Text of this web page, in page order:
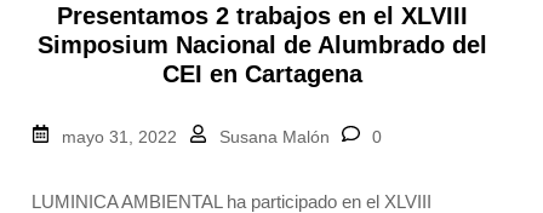
Presentamos 2 trabajos en el XLVIII
Simposium Nacional de Alumbrado del
CEI en Cartagena
mayo 31, 2022 Susana Malón 0
LUMINICA AMBIENTAL ha participado en el XLVIII